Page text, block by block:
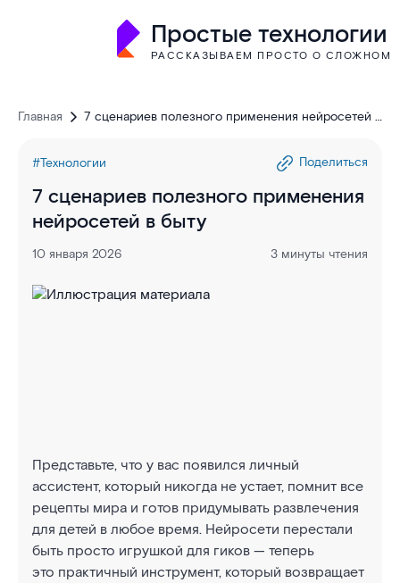
Простые технологии
РАССКАЗЫВАЕМ ПРОСТО О СЛОЖНОМ
Главная
7 сценариев полезного применения нейросетей в
#Технологии
Поделиться
7 сценариев полезного применения
нейросетей в быту
10 января 2026 3 минуты чтения
Представьте, что у вас появился личный
ассистент, который никогда не устает, помнит все
рецепты мира и готов придумывать развлечения
для детей в любое время. Нейросети перестали
быть просто игрушкой для гиков — теперь
это практичный инструмент, который возвращает